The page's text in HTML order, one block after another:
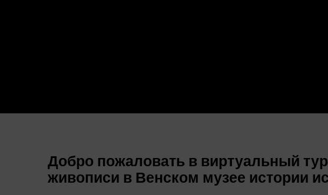
Добро пожаловать в виртуальный
живописи в Венском музее истории